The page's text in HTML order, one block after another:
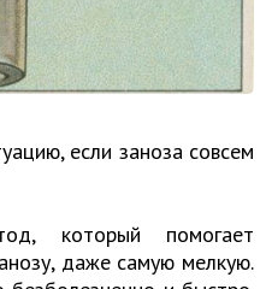
если заноза совсем
который помогает
даже самую мелкую.